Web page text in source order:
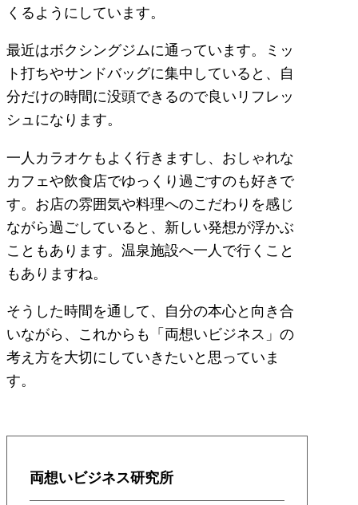
くるようにしています。
最近はボクシングジムに通っています。ミッ
ト打ちやサンドバッグに集中していると、自
分だけの時間に没頭できるので良いリフレッ
シュになります。
一人カラオケもよく行きますし、おしゃれな
カフェや飲食店でゆっくり過ごすのも好きで
す。お店の雰囲気や料理へのこだわりを感じ
ながら過ごしていると、新しい発想が浮かぶ
こともあります。温泉施設へ一人で行くこと
もありますね。
そうした時間を通して、自分の本心と向き合
いながら、これからも「両想いビジネス」の
考え方を大切にしていきたいと思っていま
す。
両想いビジネス研究所